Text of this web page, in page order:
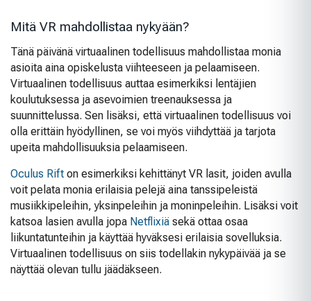
Mitä VR mahdollistaa nykyään?
Tänä päivänä virtuaalinen todellisuus mahdollistaa monia
asioita aina opiskelusta viihteeseen ja pelaamiseen.
Virtuaalinen todellisuus auttaa esimerkiksi lentäjien
koulutuksessa ja asevoimien treenauksessa ja
suunnittelussa. Sen lisäksi, että virtuaalinen todellisuus voi
olla erittäin hyödyllinen, se voi myös viihdyttää ja tarjota
upeita mahdollisuuksia pelaamiseen.
Oculus Rift on esimerkiksi kehittänyt VR lasit, joiden avulla
voit pelata monia erilaisia pelejä aina tanssipeleistä
musiikkipeleihin, yksinpeleihin ja moninpeleihin. Lisäksi voit
katsoa lasien avulla jopa Netflixiä sekä ottaa osaa
liikuntatunteihin ja käyttää hyväksesi erilaisia sovelluksia.
Virtuaalinen todellisuus on siis todellakin nykypäivää ja se
näyttää olevan tullu jäädäkseen.